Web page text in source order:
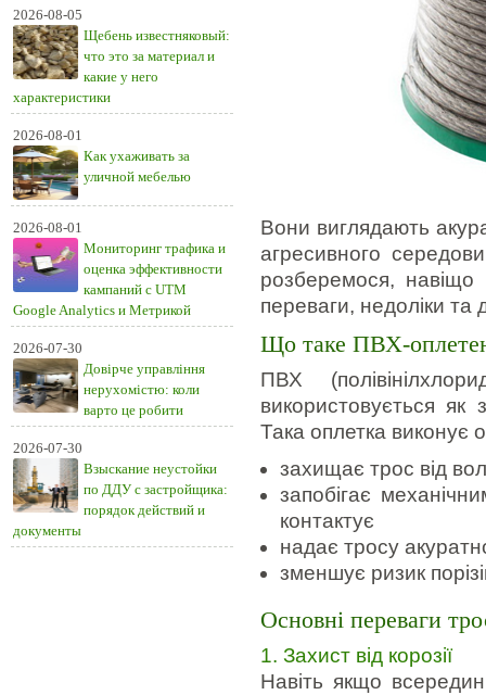
2026-08-05
Щебень известняковый:
что это за материал и
какие у него
характеристики
2026-08-01
Как ухаживать за
уличной мебелью
2026-08-01
Мониторинг трафика и
оценка эффективности
кампаний с UTM
Google Analytics и Метрикой
2026-07-30
Довірче управління
нерухомістю: коли
варто це робити
2026-07-30
Взыскание неустойки
по ДДУ с застройщика:
порядок действий и
документы
Вони виглядають
агресивного
розберемося, навіщо
переваги, недоліки
Що таке ПВХ-
ПВХ
використовується
Така оплетка виконує
захищає трос від
запобігає
контактує
надає тросу
зменшує ризик
Основні переваги
1. Захист від корозії
Навіть якщо